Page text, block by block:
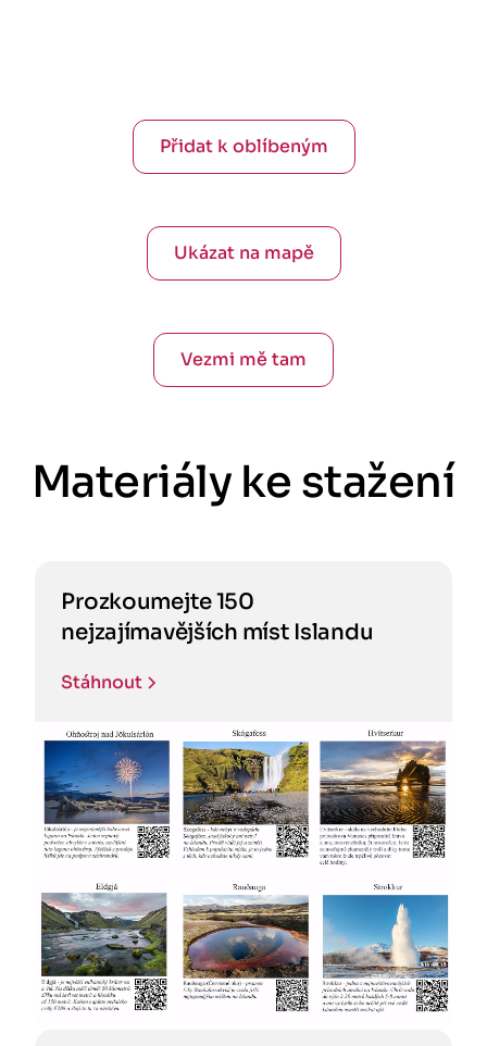
Přidat k oblíbeným
Ukázat na mapě
Vezmi mě tam
Materiály ke stažení
Prozkoumejte 150
nejzajímavějších míst Islandu
Stáhnout